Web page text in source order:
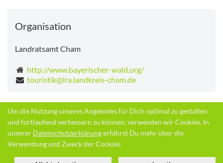
Organisation
Landratsamt Cham
http://www.bayerischer-wald.org/
touristik@lra.landkreis-cham.de
Zurück
Quelle: destination.one
Landratsamt Cham
Zuletzt geändert am 15.09.2025
Um die Nutzung unseres Angebotes für Dich optimal zu gestalten
und fortlaufend verbessern zu können, verwenden wir Cookies. In
unserer Datenschutzerklärungerfährst Du mehr über die
Verwendung und Zweck der Cookies.